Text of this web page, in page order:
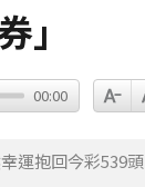
」
00:00
運抱回今彩539頭